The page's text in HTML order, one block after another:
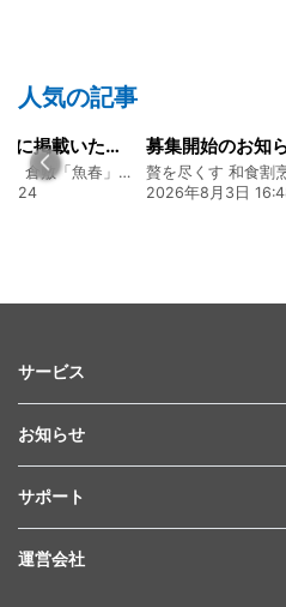
人気の記事
山陽新聞の一面に掲載いただきました！
創業128年の魚屋 倉敷「魚春」ファンド
募集開始のお知
贅を尽くす 和食割
2026年8月3日
サービス
お知らせ
サポート
運営会社